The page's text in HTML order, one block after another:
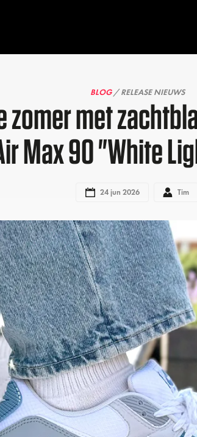
BLOG/ RELEASE NIEUWS
zomer met
Max 90 "White
24 jun 2026 Tim